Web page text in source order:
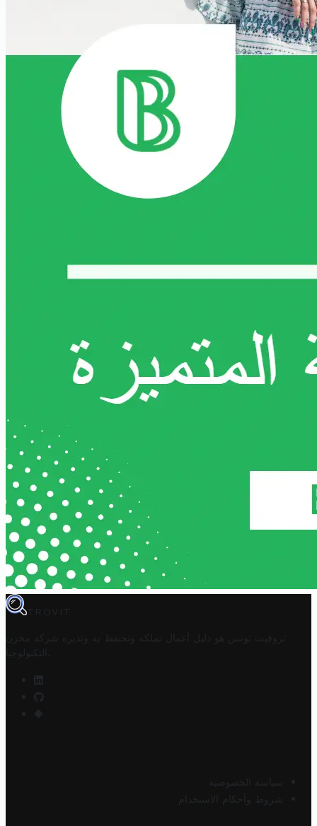
TROVIT
تروفيت تونس هو دليل أعمال تملكه وتحتفظ به وتديره
شركة مخزن
التكنولوجيا
سياسة الخصوصية
شروط وأحكام الاستخدام